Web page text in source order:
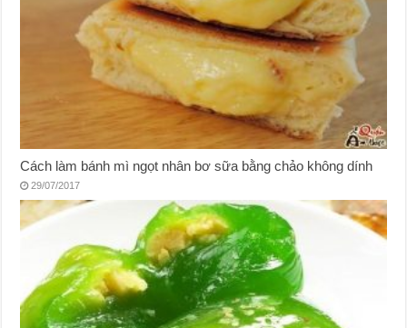
Cách làm bánh mì ngọt nhân bơ sữa bằng chảo không dính
29/07/2017